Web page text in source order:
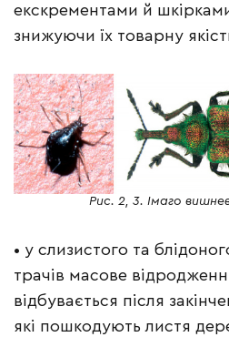
екскрементами й
знижуючи їх товарну
Рис. 2, 3. Імаго
• у слизистого та
трачів масове
відбувається після
які пошкодують листя